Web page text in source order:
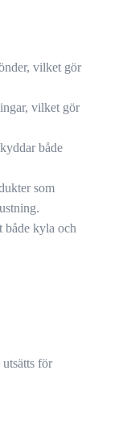
vilket gör
vilket gör
både
som
både kyla och
för